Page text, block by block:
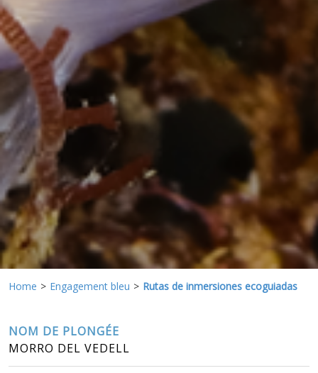
Home Engagement bleu Rutas de inmersiones ecoguiadas
NOM DE PLONGÉE
MORRO DEL VEDELL
Ces cookies sont utilisés pour stocker des informations sur
les préférences et les choix personnels de l'utilisateur
grâce à l'observation continue de ses habitudes de
navigation. Grâce à eux, nous pouvons connaître les
habitudes de navigation sur le site Web et afficher des
publicités liées au profil de navigation de l'utilisateur.